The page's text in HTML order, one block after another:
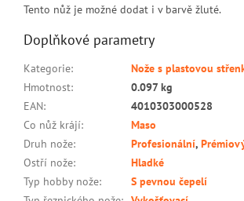
Tento nůž je možné dodat i v barvě žluté.
Doplňkové parametry
Kategorie:
Nože s plastovou
Hmotnost:
0.097 kg
EAN:
4010303000528
Co nůž krájí:
Maso
Druh nože: Profesionální,
Ostří nože:
Hladké
Typ hobby nože:
S pevnou čepelí